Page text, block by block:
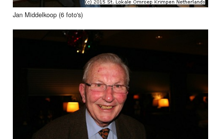
Jan Middelkoop (6 foto's)